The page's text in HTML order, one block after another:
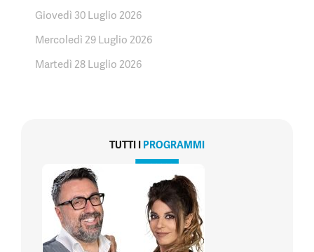
Giovedì 30 Luglio 2026
Mercoledì 29 Luglio 2026
Martedì 28 Luglio 2026
TUTTI I PROGRAMMI